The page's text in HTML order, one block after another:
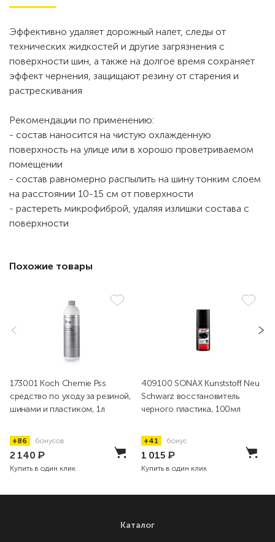
Эффективно удаляет дорожный налет, следы от
технических жидкостей и другие загрязнения с
поверхности шин, а также на долгое время сохраняет
эффект чернения, защищают резину от старения и
растрескивания
Рекомендации по применению:
- состав наносится на чистую охлажденную
поверхность на улице или в хорошо проветриваемом
помещении
- состав равномерно распылить на шину тонким слоем
на расстоянии 10-15 см от поверхности
- растереть микрофиброй, удаляя излишки состава с
поверхности
Похожие товары
173001 Koch Chemie Pss
средство по уходу за резиной,
шинами и пластиком, 1л
+86 бонусов
2 140₽
Купить в один клик
409100 SONAX Kunststoff Neu
Schwarz восстановитель
черного пластика, 100мл
+41 бонус
1 015₽
Купить в один клик
Каталог